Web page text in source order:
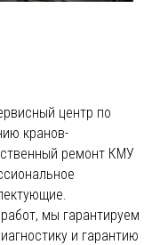
центр по
кранов-
ремонт КМУ
мы гарантируем
и гарантию